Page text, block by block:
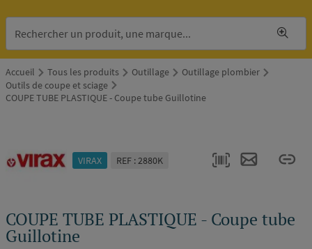
Accueil Tous les produits Outillage
Outillage plombier
Outils de coupe et sciage
COUPE TUBE PLASTIQUE - Coupe tube Guillotine
VIRAX REF : 2880K
COUPE TUBE PLASTIQUE - Coupe tube
Guillotine